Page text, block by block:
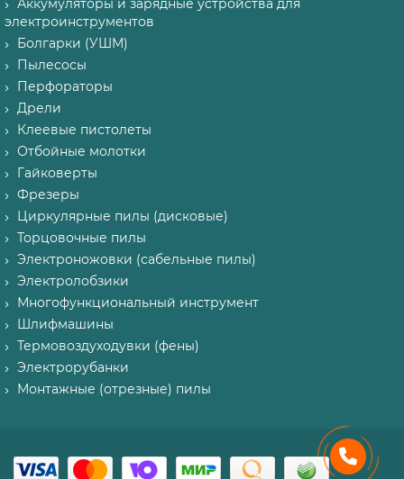
Аккумуляторы и зарядные устройства для
электроинструментов
Болгарки (УШМ)
Пылесосы
Перфораторы
Дрели
Клеевые пистолеты
Отбойные молотки
Гайковерты
Фрезеры
Циркулярные пилы (дисковые)
Торцовочные пилы
Электроножовки (сабельные пилы)
Электролобзики
Многофункциональный инструмент
Шлифмашины
Термовоздуходувки (фены)
Электрорубанки
Монтажные (отрезные) пилы